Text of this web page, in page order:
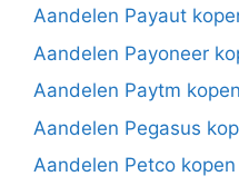
Aandelen Payaut
Aandelen Payoneer
Aandelen Paytm kopen
Aandelen Pegasus
Aandelen Petco kopen